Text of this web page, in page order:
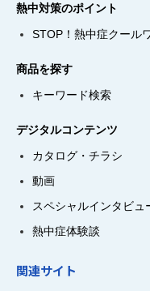
熱中対策のポイント
STOP！熱中症クール
商品を探す
キーワード検索
デジタルコンテンツ
カタログ・チラシ
動画
スペシャルインタビュ
熱中症体験談
関連サイト